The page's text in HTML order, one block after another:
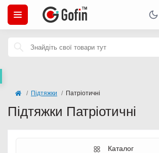
Підтяжки Патріотичні
Підтяжки Патріотичні
Каталог